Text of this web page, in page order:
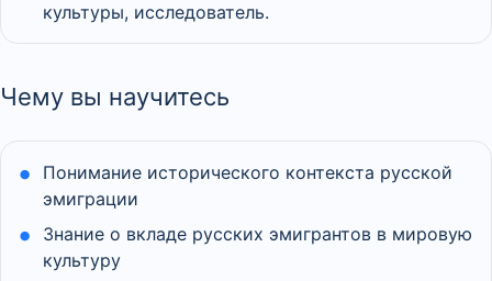
культуры, исследователь.
Чему вы научитесь
Понимание исторического контекста русской
эмиграции
Знание о вкладе русских эмигрантов в мировую
культуру